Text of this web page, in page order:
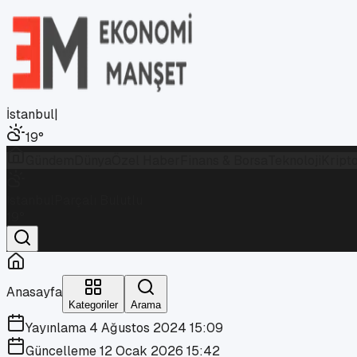
İstanbul|
19°
Anasayfa
Kategoriler Arama
Yayınlama 4 Ağustos 2024 15:09
Güncelleme12 Ocak 2026 15:42